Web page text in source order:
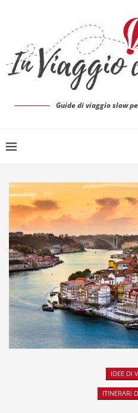
Guide di viaggio slow
IDEE DI
ITINERARI